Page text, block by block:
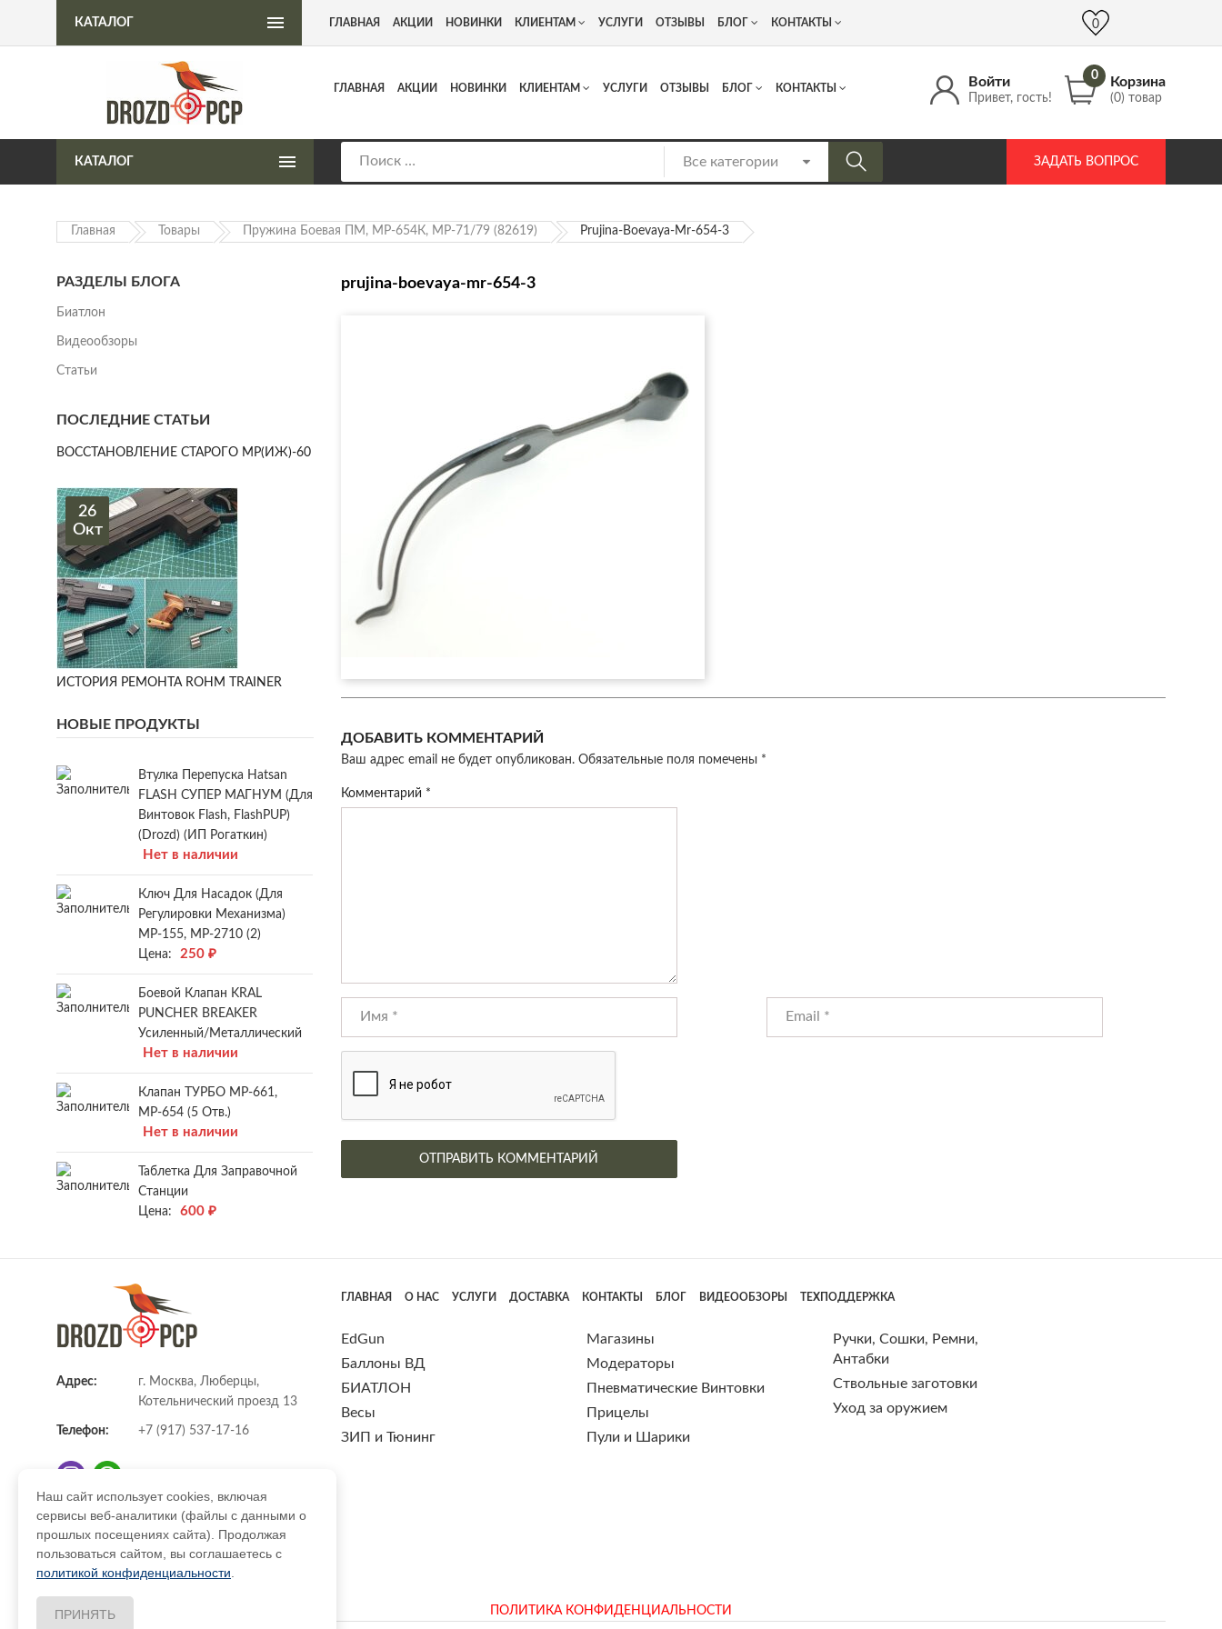
Интернет-магазин пневматического оружия Адрес: г. Москва, Люберцы, Котельнический проезд 13 +7 (917) 537 17 16 info@DrozdPcp.ru
Войти
Привет, гость!
0 Корзина
(0) товар
ГЛАВНАЯ АКЦИИ НОВИНКИ КЛИЕНТАМ УСЛУГИ ОТЗЫВЫ БЛОГ КОНТАКТЫ
КАТАЛОГ ЗАДАТЬ ВОПРОС
КАТАЛОГ ГЛАВНАЯ АКЦИИ НОВИНКИ КЛИЕНТАМ УСЛУГИ ОТЗЫВЫ БЛОГ КОНТАКТЫ 0
Главная Товары Пружина Боевая ПМ, МР-654К, МР-71/79 (82619) Prujina-Boevaya-Mr-654-3
prujina-boevaya-mr-654-3
ДОБАВИТЬ КОММЕНТАРИЙ
Ваш адрес email не будет опубликован. Обязательные поля помечены *
Комментарий *
РАЗДЕЛЫ БЛОГА
Биатлон
Видеообзоры
Статьи
ПОСЛЕДНИЕ СТАТЬИ
ВОССТАНОВЛЕНИЕ СТАРОГО МР(ИЖ)-60
26
Окт
ИСТОРИЯ РЕМОНТА ROHM TRAINER
НОВЫЕ ПРОДУКТЫ
Втулка Перепуска Hatsan
FLASH СУПЕР МАГНУМ (для
Винтовок Flash, FlashPUP)
(Drozd) (ИП Рогаткин)
Нет в наличии
Ключ Для Насадок (для
Регулировки Механизма)
МР-155, МР-2710 (2)
Цена:
250 ₽
Боевой Клапан KRAL
PUNCHER BREAKER
Усиленный/металлический
Нет в наличии
Клапан ТУРБО МР-661,
МР-654 (5 Отв.)
Нет в наличии
Таблетка Для Заправочной
Станции
Цена:
600 ₽
Адрес:
г. Москва, Люберцы,
Котельнический проезд 13
Телефон: +7 (917) 537-17-16
E-mail: info@DrozdPcp.ru
ГЛАВНАЯ О НАС УСЛУГИ ДОСТАВКА КОНТАКТЫ БЛОГ ВИДЕООБЗОРЫ ТЕХПОДДЕРЖКА
EdGun
Баллоны ВД
БИАТЛОН
Весы
ЗИП и Тюнинг
Магазины
Модераторы
Пневматические Винтовки
Прицелы
Пули и Шарики
Ручки, Сошки, Ремни,
Антабки
Ствольные заготовки
Уход за оружием
ПОЛИТИКА КОНФИДЕНЦИАЛЬНОСТИ
Наш сайт использует cookies, включая
сервисы веб-аналитики (файлы с данными о
прошлых посещениях сайта). Продолжая
пользоваться сайтом, вы соглашаетесь с
политикой конфиденциальности
ПРИНЯТЬ